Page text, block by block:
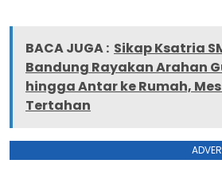
BACA JUGA : Sikap Ksatria
Bandung Rayakan Arahan
hingga Antar ke Rumah,
Tertahan